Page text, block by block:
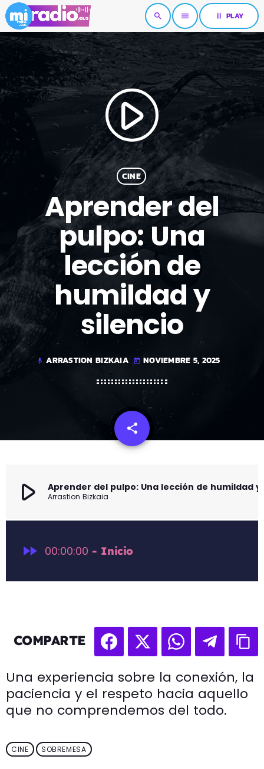
search menu pause PLAY
play_arrow
CINE
Aprender del
pulpo: Una
lección de
humildad y
silencio
mic ARRASTION BIZKAIA today NOVIEMBRE 5, 2025
share
email
play_arrow Arrastion Bizkaia
fast_forward 00:00:00 - Inicio
COMPARTE
Una experiencia sobre la conexión, la
paciencia y el respeto hacia aquello
que no comprendemos del todo.
CINE SOBREMESA